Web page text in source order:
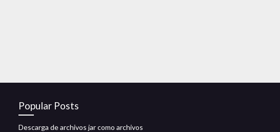
Popular Posts
Descarga de archivos jar como archivos